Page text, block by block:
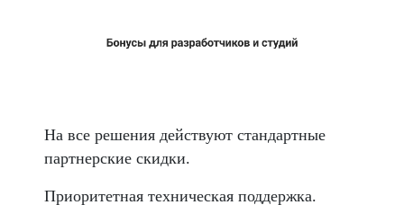
На все решения действуют стандартные
партнерские скидки.
Приоритетная техническая поддержка.